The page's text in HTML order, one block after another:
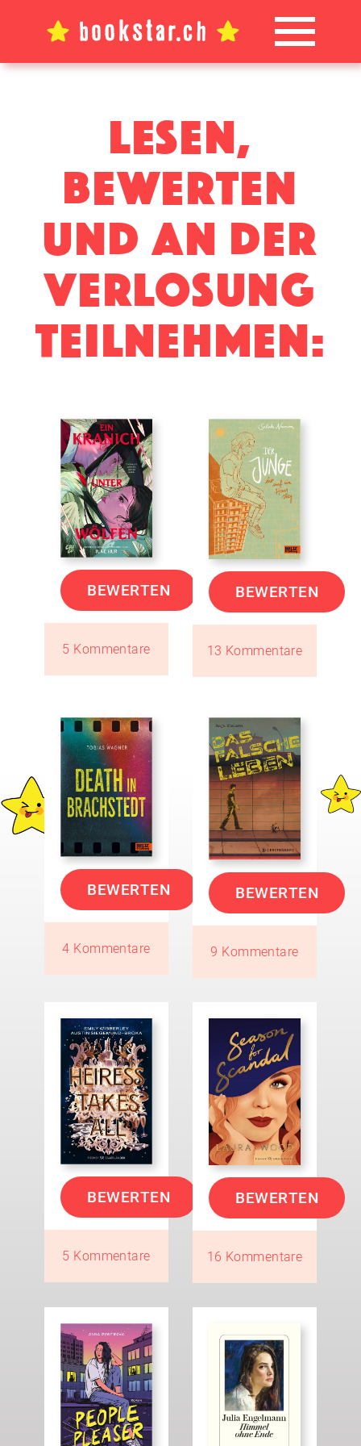
Lesen,
bewerten
und an der
verlosung
teilnehmen:
BEWERTEN
5 Kommentare
BEWERTEN
13 Kommentare
BEWERTEN
4 Kommentare
BEWERTEN
9 Kommentare
BEWERTEN
5 Kommentare
BEWERTEN
16 Kommentare